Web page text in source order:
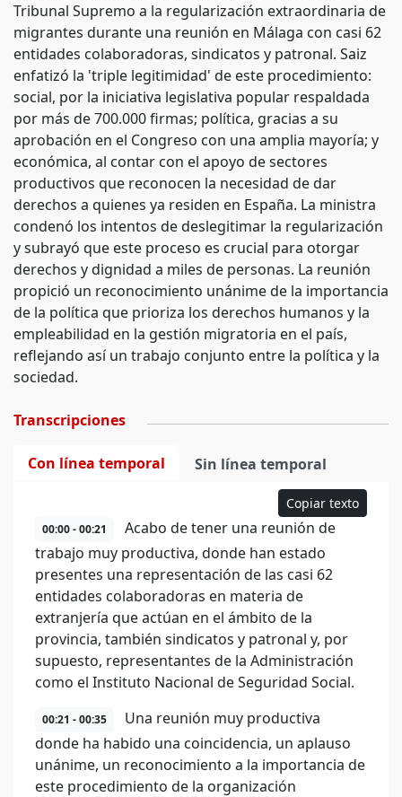
Tribunal Supremo a la regularización extraordinaria de
migrantes durante una reunión en Málaga con casi 62
entidades colaboradoras, sindicatos y patronal. Saiz
enfatizó la 'triple legitimidad' de este procedimiento:
social, por la iniciativa legislativa popular respaldada
por más de 700.000 firmas; política, gracias a su
aprobación en el Congreso con una amplia mayoría; y
económica, al contar con el apoyo de sectores
productivos que reconocen la necesidad de dar
derechos a quienes ya residen en España. La ministra
condenó los intentos de deslegitimar la regularización
y subrayó que este proceso es crucial para otorgar
derechos y dignidad a miles de personas. La reunión
propició un reconocimiento unánime de la importancia
de la política que prioriza los derechos humanos y la
empleabilidad en la gestión migratoria en el país,
reflejando así un trabajo conjunto entre la política y la
sociedad.
Transcripciones
Con línea temporal Sin línea temporal
Copiar texto
00:00 - 00:21
Acabo de tener una reunión de
trabajo muy productiva, donde han estado
presentes una representación de las casi 62
entidades colaboradoras en materia de
extranjería que actúan en el ámbito de la
provincia, también sindicatos y patronal y, por
supuesto, representantes de la Administración
como el Instituto Nacional de Seguridad Social.
00:21 - 00:35
Una reunión muy productiva
donde ha habido una coincidencia, un aplauso
unánime, un reconocimiento a la importancia de
este procedimiento de la organización